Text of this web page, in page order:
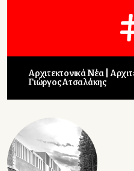
Αρχιτεκτονικά Νέα
Γιώργος Ατσαλάκης